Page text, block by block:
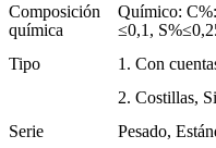
Composición
química
Químico:
≤0,1,
Tipo
1. Con
2. Costillas,
Serie
Pesado,